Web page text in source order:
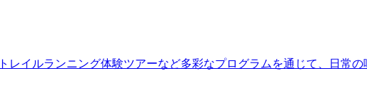
イルランニング体験ツアーなど多彩なプログラムを通じて、日常